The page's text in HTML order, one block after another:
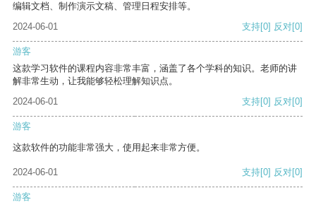
编辑文档、制作演示文稿、管理日程安排等。
2024-06-01
支持[0] 反对[0]
游客
这款学习软件的课程内容非常丰富，涵盖了各个学科的知识。老师的讲
解非常生动，让我能够轻松理解知识点。
2024-06-01
支持[0] 反对[0]
游客
这款软件的功能非常强大，使用起来非常方便。
2024-06-01 支持[0] 反对[0]
游客